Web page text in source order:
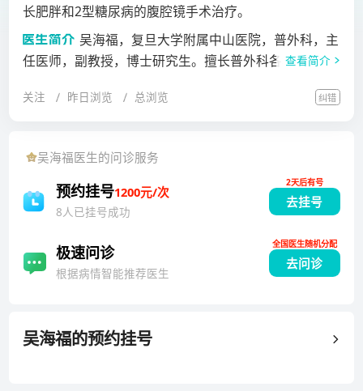
长肥胖和2型糖尿病的腹腔镜手术治疗。
吴海福，复旦大学附属中山医院，普外科，主
任医师，副教授，博士研究生。擅长普外科各种疾病的
囊结石、胆囊息肉、门脉高压症、脾肿瘤、脾肿大、血
学》（七年制教材，上海高校“九五”重点教材）编写秘
书，参与7本书编写。承担上海市科学技术委员会课题1
项。获得全国优秀论文竞赛获奖5次，95年获中山医院
4年获历树雄教育奖四等奖，2010年获理论课授课优秀
教师，2011年获《2010年度中山医院优秀医保秘
医师协会外科医师分会肥胖及代谢外科医师委员会委
查看简介
关注 昨日浏览 总浏览 纠错
吴海福医生的问诊服务
预约挂号1200元/次
8人已挂号成功
去挂号
2天后有号
极速问诊
根据病情智能推荐医生
去问诊
全国医生随机分配
吴海福的预约挂号